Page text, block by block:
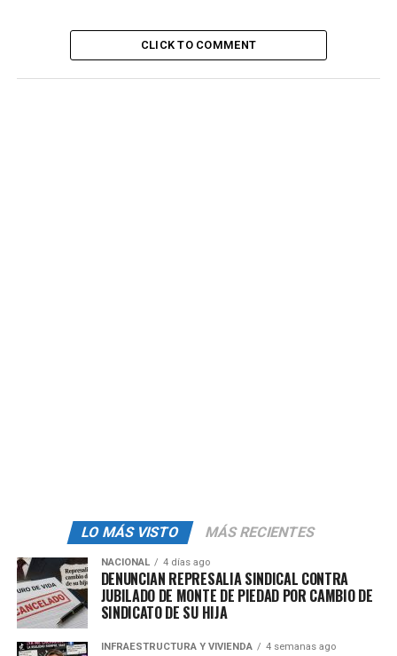
Número de casos positivos confirmados por día
en México:
4,128
Número de defunciones confirmadas por día en
CLICK TO COMMENT
LO MÁS VISTO MÁS RECIENTES
NACIONAL 4 días ago
DENUNCIAN REPRESALIA SINDICAL CONTRA
JUBILADO DE MONTE DE PIEDAD POR CAMBIO DE
SINDICATO DE SU HIJA
INFRAESTRUCTURA Y VIVIENDA 4 semanas ago